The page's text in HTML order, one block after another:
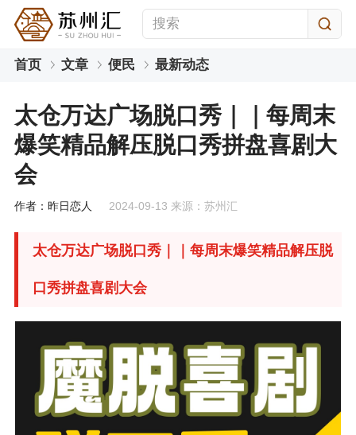
首页 文章 便民 最新动态
太仓万达广场脱口秀｜｜每周末
爆笑精品解压脱口秀拼盘喜剧大
会
作者：昨日恋人 2024-09-13 来源：苏州汇
太仓万达广场脱口秀｜｜每周末爆笑精品解压脱
口秀拼盘喜剧大会